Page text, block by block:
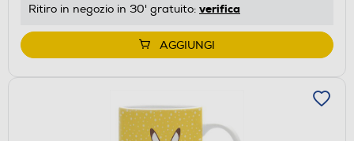
Ritiro in negozio in 30' gratuito: verifica
AGGIUNGI